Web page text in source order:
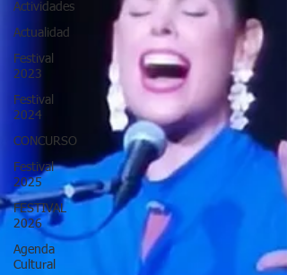
Actividades
Actualidad
Festival
2023
Festival
2024
CONCURSO
Festival
2025
FESTIVAL
2026
Agenda
Cultural